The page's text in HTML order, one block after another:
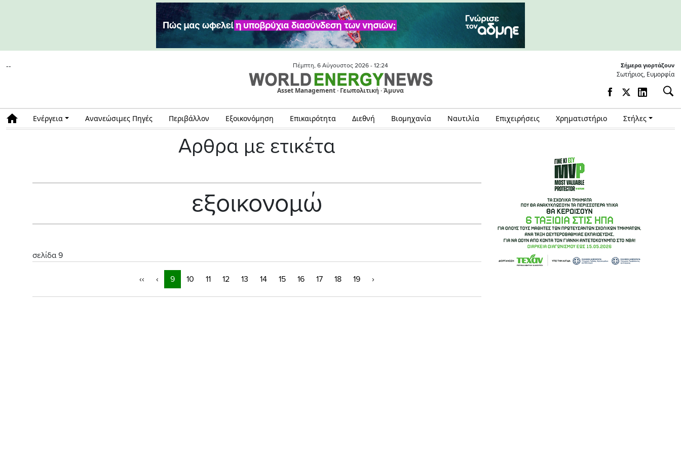
-- Πέμπτη, 6 Αύγουστος 2026 - 12:24
Asset Management · Γεωπολιτική · Άμυνα
Σήμερα γιορτάζουν
Σωτήριος, Ευμορφία
Ενέργεια Ανανεώσιμες Πηγές Περιβάλλον Εξοικονόμηση Επικαιρότητα Διεθνή Βιομηχανία Ναυτιλία Επιχειρήσεις Χρηματιστήριο Στήλες
Αρθρα με ετικέτα
εξοικονομώ
σελίδα 9
‹‹ ‹ 9 10 11 12 13 14 15 16 17 18 19 ›